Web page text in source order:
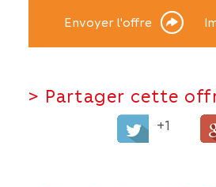
Envoyer l'offre
> Partager cette
+1